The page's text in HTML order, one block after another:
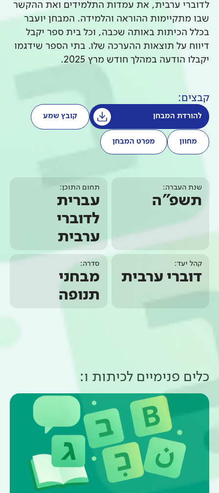
לדוברי ערבית, את עמדות התלמידים ואת ההקשר
שבו מתקיימות ההוראה והלמידה. המבחן יועבר
בכלל הכיתות באותה שכבה, וכל בית ספר יקבל
דיווח על תוצאות ההערכה שלו. בתי הספר שידגמו
יקבלו הודעה במהלך חודש מרץ 2025.
קבצים:
להורדת המבחן קובץ שמע
מחוון מפרט המבחן
שנת העברה:
תשפ"ה
תחום התוכן:
עברית
לדוברי
ערבית
קהל יעד:
דוברי ערבית
סדרה:
מבחני
תנופה
כלים פנימיים לכיתות ו: